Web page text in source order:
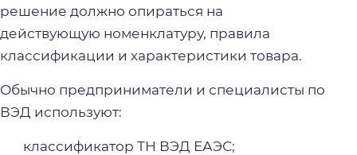
решение должно опираться на
действующую номенклатуру, правила
классификации и характеристики товара.
Обычно предприниматели и специалисты по
ВЭД используют:
классификатор ТН ВЭД ЕАЭС;